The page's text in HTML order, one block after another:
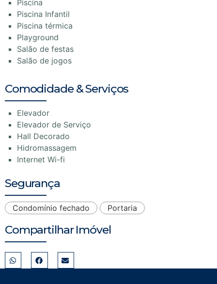
Piscina
Piscina Infantil
Piscina térmica
Playground
Salão de festas
Salão de jogos
Comodidade & Serviços
Elevador
Elevador de Serviço
Hall Decorado
Hidromassagem
Internet Wi-fi
Segurança
Condomínio fechado Portaria
Compartilhar Imóvel